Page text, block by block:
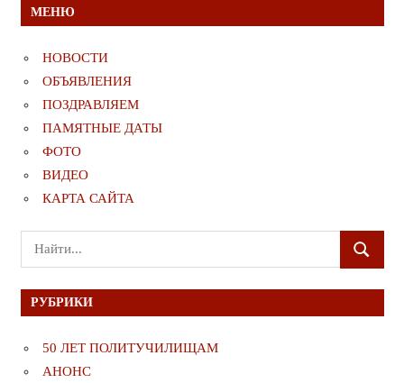
МЕНЮ
НОВОСТИ
ОБЪЯВЛЕНИЯ
ПОЗДРАВЛЯЕМ
ПАМЯТНЫЕ ДАТЫ
ФОТО
ВИДЕО
КАРТА САЙТА
Поиск
для:
ПОИСК
РУБРИКИ
50 ЛЕТ ПОЛИТУЧИЛИЩАМ
АНОНС